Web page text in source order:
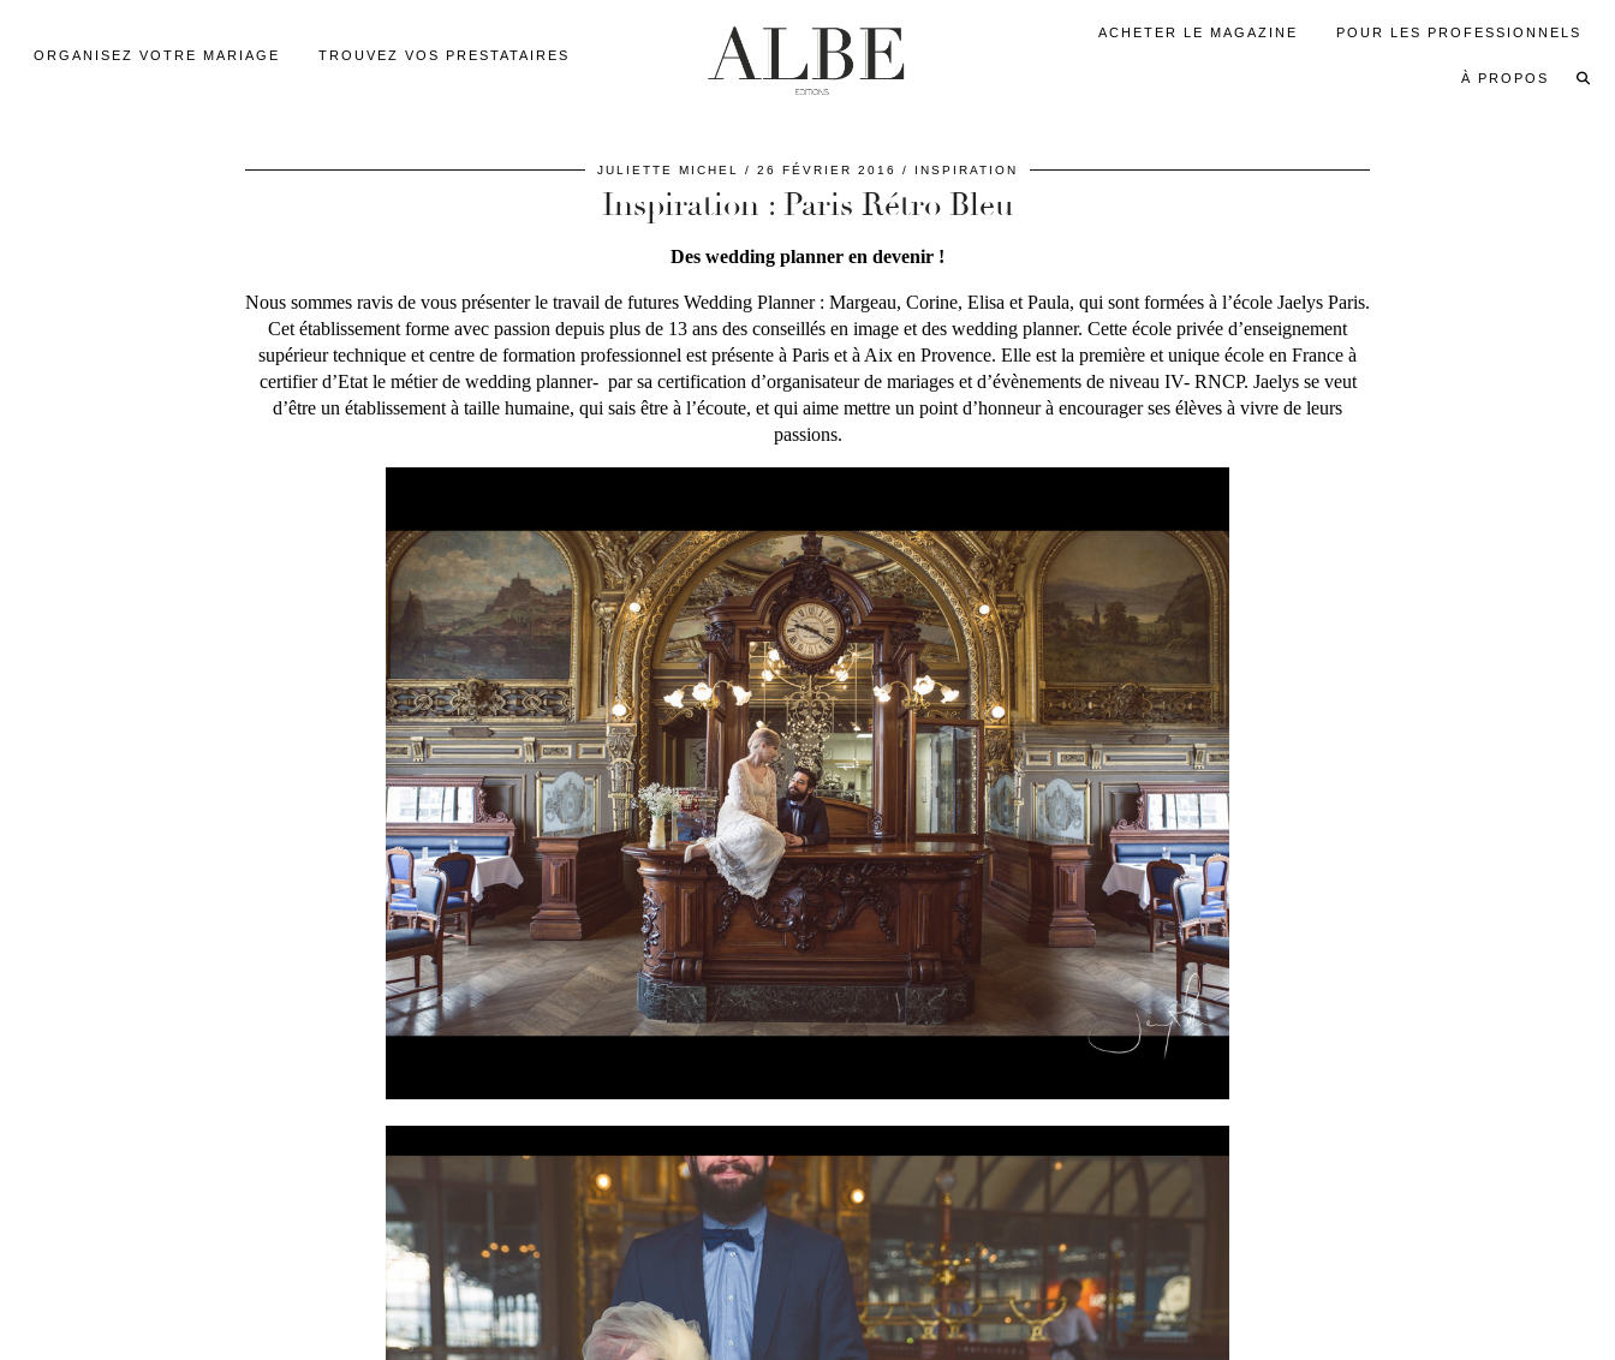
ORGANISEZ VOTRE MARIAGE TROUVEZ VOS PRESTATAIRES
ACHETER LE MAGAZINE POUR LES PROFESSIONNELS
À PROPOS
JULIETTE MICHEL 26 FÉVRIER 2016 INSPIRATION
Inspiration : Paris Rétro Bleu
Des wedding planner en devenir !
Nous sommes ravis de vous présenter le travail de futures Wedding Planner : Margeau, Corine, Elisa et Paula, qui sont formées à l’école Jaelys Paris.
Cet établissement forme avec passion depuis plus de 13 ans des conseillés en image et des wedding planner. Cette école privée d’enseignement
supérieur technique et centre de formation professionnel est présente à Paris et à Aix en Provence. Elle est la première et unique école en France à
certifier d’Etat le métier de wedding planner- par sa certification d’organisateur de mariages et d’évènements de niveau IV- RNCP. Jaelys se veut
d’être un établissement à taille humaine, qui sais être à l’écoute, et qui aime mettre un point d’honneur à encourager ses élèves à vivre de leurs
passions.